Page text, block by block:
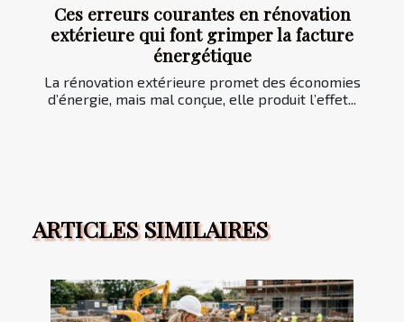
Ces erreurs courantes en rénovation
extérieure qui font grimper la facture
énergétique
La rénovation extérieure promet des économies
d’énergie, mais mal conçue, elle produit l’effet...
ARTICLES SIMILAIRES